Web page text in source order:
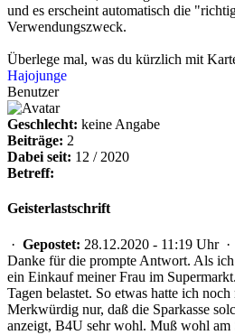
und es erscheint automatisch die
Verwendungszweck.
Überlege mal, was du kürzlich mit
Hajojunge
Benutzer
Geschlecht: keine Angabe
Beiträge: 2
Dabei seit: 12 / 2020
Betreff:
Geisterlastschrift
· Gepostet: 28.12.2020 - 11:19 Uhr ·
Danke für die prompte Antwort. Als
ein Einkauf meiner Frau im
Tagen belastet. So etwas hatte ich noch
Merkwürdig nur, daß die Sparkasse
anzeigt, B4U sehr wohl. Muß wohl am